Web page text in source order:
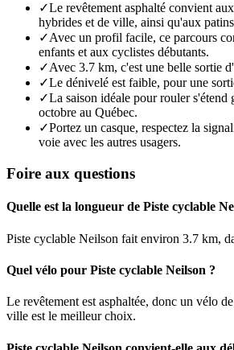
✓Le revêtement asphalté convient
hybrides et de ville, ainsi qu'aux
✓Avec un profil facile, ce parcours
enfants et aux cyclistes débutants.
✓Avec 3.7 km, c'est une belle sortie
✓Le dénivelé est faible, pour une
✓La saison idéale pour rouler s'étend
octobre au Québec.
✓Portez un casque, respectez la
voie avec les autres usagers.
Foire aux questions
Quelle est la longueur de Piste cyclable
Piste cyclable Neilson fait environ 3.7 km,
Quel vélo pour Piste cyclable Neilson ?
Le revêtement est asphaltée, donc un vélo
ville est le meilleur choix.